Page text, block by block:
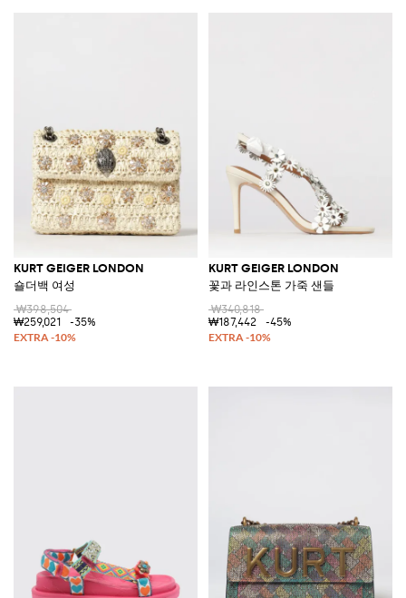
KURT GEIGER LONDON
숄더백 여성
₩398,504
₩259,021
-35%
KURT GEIGER LONDON
꽃과 라인스톤 가죽 샌들
₩340,818
₩187,442
-45%